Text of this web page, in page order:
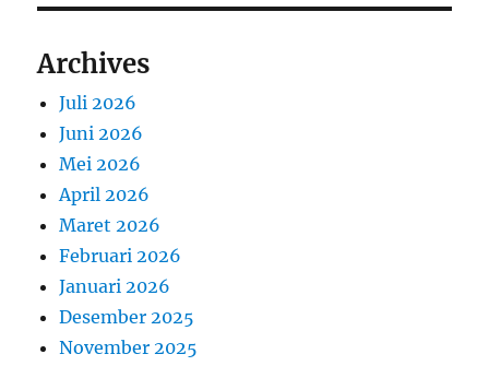
Archives
Juli 2026
Juni 2026
Mei 2026
April 2026
Maret 2026
Februari 2026
Januari 2026
Desember 2025
November 2025